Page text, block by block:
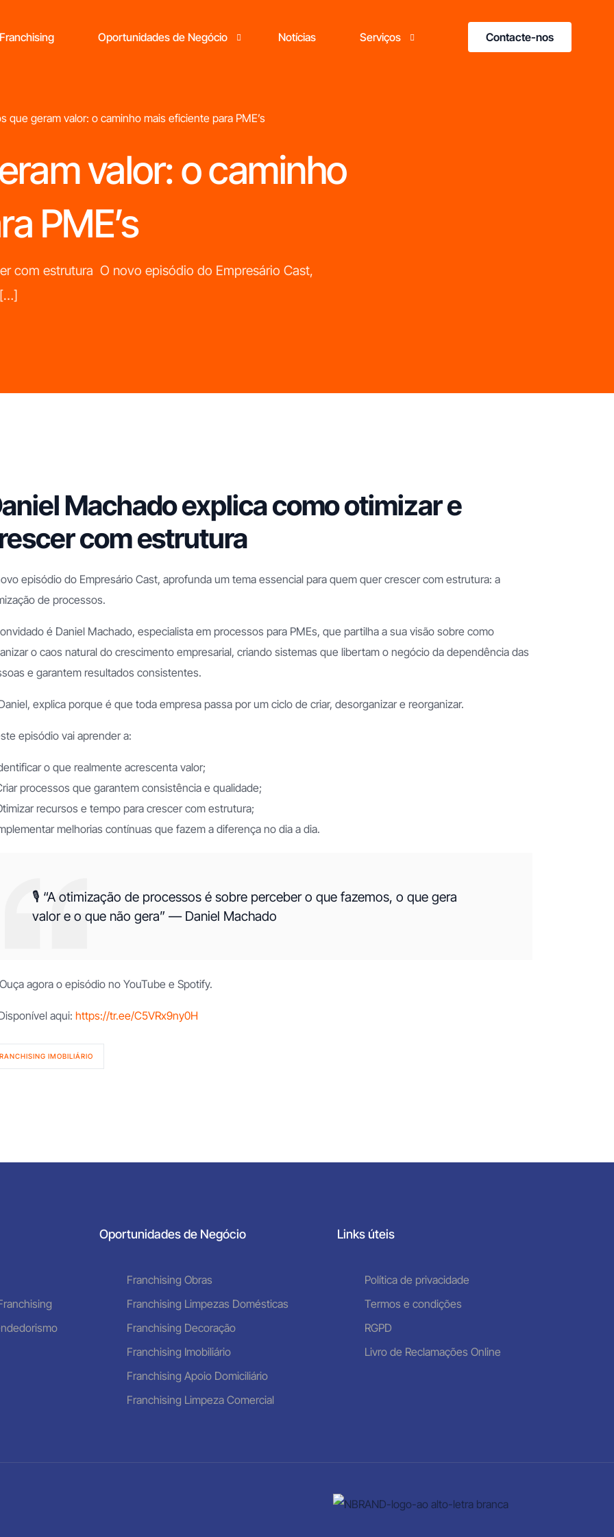
Oportunidades de Negócio
Está pronto para abrir o seu
resultados
Notícias Serviços Contacte-nos
que geram valor: o caminho mais eficiente para PME’s
valor: o caminho
PME’s
com estrutura O novo episódio do Empresário Cast,
Machado explica como otimizar e
com estrutura
episódio do Empresário Cast, aprofunda um tema essencial para quem quer crescer com estrutura: a
de processos.
é Daniel Machado, especialista em processos para PMEs, que partilha a sua visão sobre como
o caos natural do crescimento empresarial, criando sistemas que libertam o negócio da dependência das
e garantem resultados consistentes.
explica porque é que toda empresa passa por um ciclo de criar, desorganizar e reorganizar.
episódio vai aprender a:
o que realmente acrescenta valor;
processos que garantem consistência e qualidade;
recursos e tempo para crescer com estrutura;
melhorias contínuas que fazem a diferença no dia a dia.
🎙️ “A otimização de processos é sobre perceber o que fazemos, o que gera
valor e o que não gera” — Daniel Machado
agora o episódio no YouTube e Spotify.
aqui: https://tr.ee/C5VRx9ny0H
IMOBILIÁRIO
Oportunidades de Negócio
Franchising Obras
Franchising Limpezas Domésticas
Franchising Decoração
Franchising Imobiliário
Franchising Apoio Domiciliário
Franchising Limpeza Comercial
Links úteis
Política de privacidade
Termos e condições
RGPD
Livro de Reclamações Online